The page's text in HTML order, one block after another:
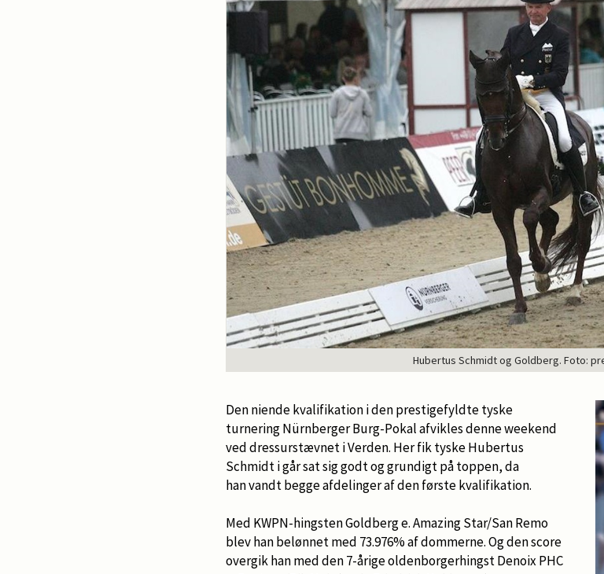
Hubertus Schmidt og Goldberg. Foto:
Den niende kvalifikation i den prestigefyldte tyske
turnering Nürnberger Burg-Pokal afvikles denne weekend
ved dressurstævnet i Verden. Her fik tyske Hubertus
Schmidt i går sat sig godt og grundigt på toppen, da
han vandt begge afdelinger af den første kvalifikation.
Med KWPN-hingsten Goldberg e. Amazing Star/San Remo
blev han belønnet med 73.976% af dommerne. Og den score
overgik han med den 7-årige oldenborgerhingst Denoix PHC